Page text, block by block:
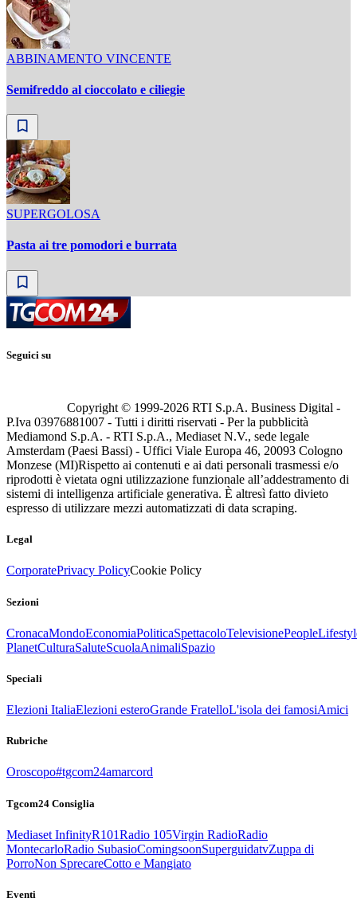
ABBINAMENTO VINCENTE
Semifreddo al cioccolato e ciliegie
SUPERGOLOSA
Pasta ai tre pomodori e burrata
Seguici su
Copyright © 1999-2026 RTI S.p.A. Business Digital -
P.Iva 03976881007 - Tutti i diritti riservati - Per la pubblicità
Mediamond S.p.A. - RTI S.p.A., Mediaset N.V., sede legale
Amsterdam (Paesi Bassi) - Uffici Viale Europa 46, 20093 Cologno
Monzese (MI)Rispetto ai contenuti e ai dati personali trasmessi e/o
riprodotti è vietata ogni utilizzazione funzionale all’addestramento di
sistemi di intelligenza artificiale generativa. È altresì fatto divieto
espresso di utilizzare mezzi automatizzati di data scraping.
Legal
CorporatePrivacy PolicyCookie Policy
Sezioni
CronacaMondoEconomiaPoliticaSpettacoloTelevisionePeople
PlanetCulturaSaluteScuolaAnimaliSpazio
Speciali
Elezioni ItaliaElezioni esteroGrande FratelloL'isola dei famosiAmici
Rubriche
Oroscopo#tgcom24amarcord
Tgcom24 Consiglia
Mediaset InfinityR101Radio 105Virgin RadioRadio
MontecarloRadio SubasioComingsoonSuperguidatvZuppa di
PorroNon SprecareCotto e Mangiato
Eventi